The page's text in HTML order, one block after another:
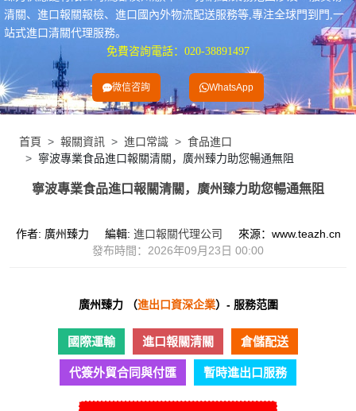
清關、進口報關報檢、進口國內外物流配送服務等,專注全球門到門,一
站式進口清關代理服務。
免費咨詢電話：020-38891497
微信咨詢 WhatsApp
首頁 報關資訊 進口常識
食品進口
寧波專業食品進口報關清關，廣州臻力助您暢通無阻
寧波專業食品進口報關清關，廣州臻力助您暢通無阻
作者: 廣州臻力 編輯: 進口報關代理公司
來源：www.teazh.cn
發布時間：2026年09月23日 00:00
廣州臻力 （進出口資深企業）- 服務范圍
國際運輸 進口報關清關 倉儲配送
代簽外貿合同與付匯 暫時進出口服務